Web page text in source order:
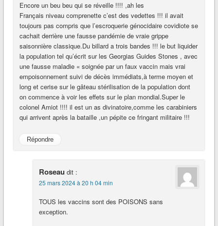
Encore un beu beu qui se réveille !!!! ,ah les
Français niveau comprenette c’est des vedettes !!! il avait
toujours pas compris que l’escroquerie génocidaire covidiote se
cachait derrière une fausse pandémie de vraie grippe
saisonnière classique.Du billard a trois bandes !!! le but liquider
la population tel qu’écrit sur les Georgias Guides Stones , avec
une fausse maladie « soignée par un faux vaccin mais vrai
empoisonnement suivi de décès immédiats,à terme moyen et
long et cerise sur le gâteau stérilisation de la population dont
on commence à voir les effets sur le plan mondial.Super le
colonel Amiot !!!! il est un as divinatoire,comme les carabiniers
qui arrivent après la bataille ,un pépite ce fringant militaire !!!
Répondre
Roseau dit :
25 mars 2024 à 20 h 04 min
TOUS les vaccins sont des POISONS sans
exception.